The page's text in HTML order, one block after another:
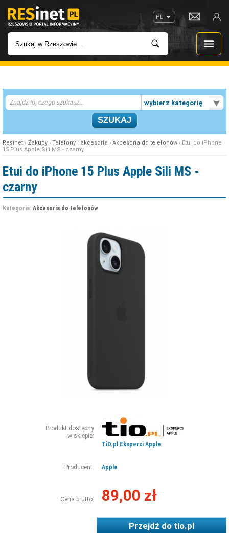
PL
INWESTYCJE
IMPREZY
W KINACH
wybierz kategorię
Resinet › Zakupy › Telefony i akcesoria › Akcesoria do telefonów › Etui do iPhone
15 Plus Apple Sili MS - czarny
Etui do iPhone 15 Plus Apple Sili MS -
czarny
Kategoria: Akcesoria do telefonów
Produkt dostępny
w sklepie:
TiO.pl Eksperci Apple
Producent: Apple
Cena brutto: 89,00 zł
Przejdź dotio.pl